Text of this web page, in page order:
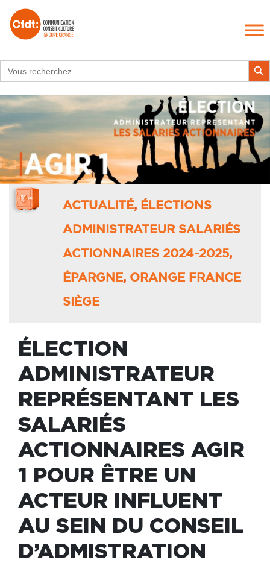
for:
Search
ACTUALITÉ, ÉLECTIONS
ADMINISTRATEUR SALARIÉS
ACTIONNAIRES 2024-2025,
ÉPARGNE, ORANGE FRANCE
SIÈGE
ÉLECTION
ADMINISTRATEUR
REPRÉSENTANT LES
SALARIÉS
ACTIONNAIRES AGIR
1 POUR ÊTRE UN
ACTEUR INFLUENT
AU SEIN DU CONSEIL
D’ADMISTRATION